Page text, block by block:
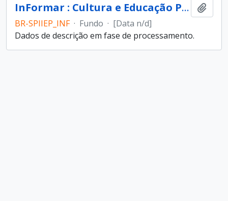
InFormar : Cultura e Educação Popular (entidade)
BR-SPIIEP_INF · Fundo · [Data n/d]
Dados de descrição em fase de processamento.